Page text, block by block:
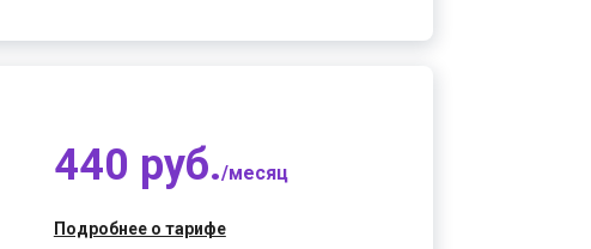
440 руб./месяц
Подробнее о тарифе